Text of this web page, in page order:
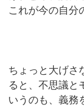
これが今の自分
ちょっと大げさ
ると、不思議と
いうのも、義務